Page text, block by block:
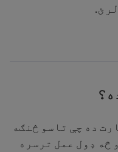
ده چې تاسو څنګه
څه ډول عمل ترسره